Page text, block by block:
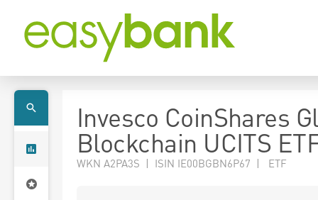
Invesco CoinShares
Blockchain UCITS
WKN A2PA3S | ISIN IE00BGBN6P67 | ETF